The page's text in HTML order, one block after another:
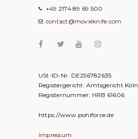
+49 2174 89 69 500
contact@movieknife.com
USt-ID-Nr. DE256782635
Registergericht: Amtsgericht Köln
Registernummer: HRB 61606
https://www.pohlforce.de
Impressum